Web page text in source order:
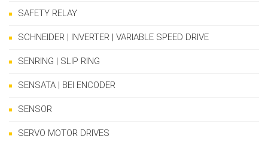
SAFETY RELAY
SCHNEIDER | INVERTER | VARIABLE SPEED DRIVE
SENRING | SLIP RING
SENSATA | BEI ENCODER
SENSOR
SERVO MOTOR DRIVES